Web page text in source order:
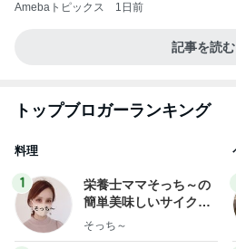
Amebaトピックス 1日前
記事を読む
トップブロガーランキング
料理
1
栄養士ママそっち～の
簡単美味しいサイクル
献立
そっち～